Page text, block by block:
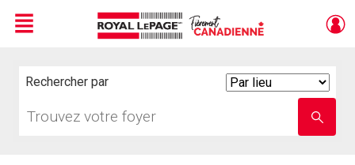
Menu
Rechercher par
votre
nom